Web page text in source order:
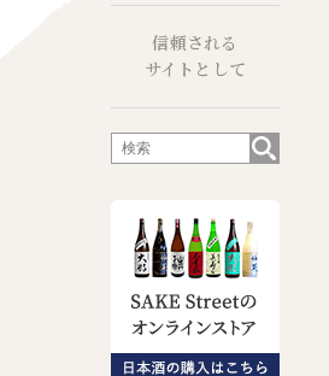
信頼される
サイトとして